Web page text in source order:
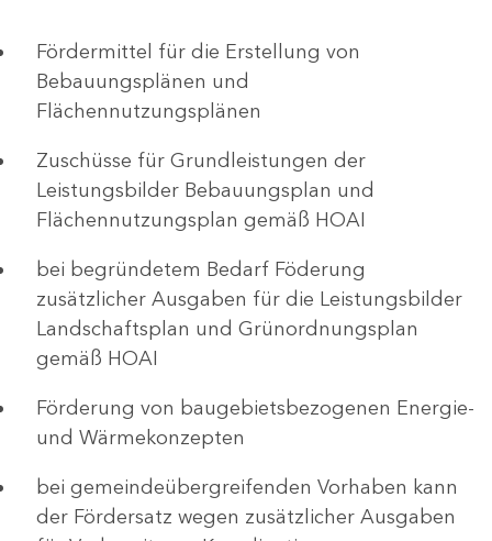
Fördermittel für die Erstellung von
Bebauungsplänen und
Flächennutzungsplänen
Zuschüsse für Grundleistungen der
Leistungsbilder Bebauungsplan und
Flächennutzungsplan gemäß HOAI
bei begründetem Bedarf Föderung
zusätzlicher Ausgaben für die Leistungsbilder
Landschaftsplan und Grünordnungsplan
gemäß HOAI
Förderung von baugebietsbezogenen Energie-
und Wärmekonzepten
bei gemeindeübergreifenden Vorhaben kann
der Fördersatz wegen zusätzlicher Ausgaben